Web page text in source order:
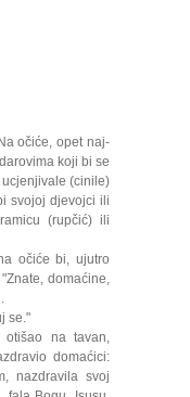
očiće, opet naj­
koji bi se
(cinile)
svojoj djevojci ili
(rupčić) ili
očiće bi, ujutro
domaćine,
se."
na tavan,
domaćici:
nazdravila svoj